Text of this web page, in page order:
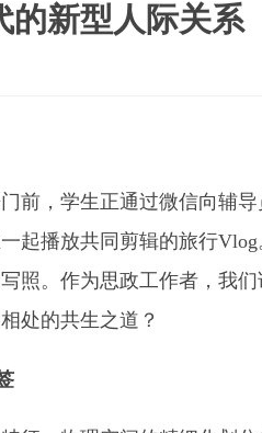
的新型人际关系
前，学生正通过微信向辅
起播放共同剪辑的旅行
照。作为思政工作者，我
处的共生之道？